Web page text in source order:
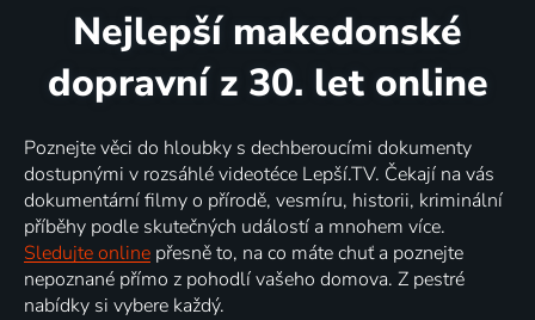
Nejlepší makedonské
dopravní z 30. let online
Poznejte věci do hloubky s dechberoucími dokumenty
dostupnými v rozsáhlé videotéce Lepší.TV. Čekají na vás
dokumentární filmy o přírodě, vesmíru, historii, kriminální
příběhy podle skutečných událostí a mnohem více.
Sledujte online přesně to, na co máte chuť a poznejte
nepoznané přímo z pohodlí vašeho domova. Z pestré
nabídky si vybere každý.